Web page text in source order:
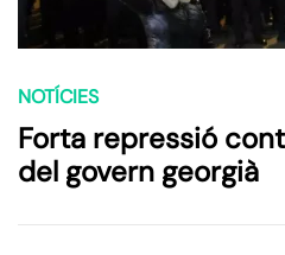
NOTÍCIES
Forta repressió
del govern georgià